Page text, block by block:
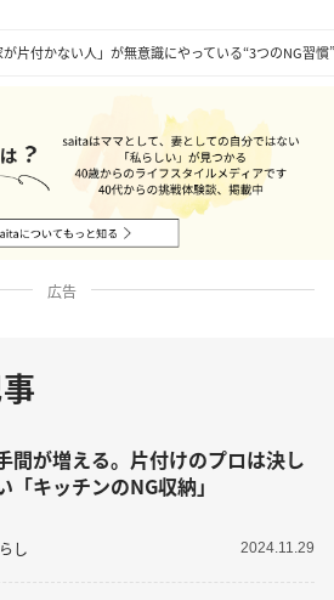
が片付かない人」が無意識にやっている“3つのNG習
広告
間が増える。片付けのプロは決し
「キッチンのNG収納」
し 2024.11.29